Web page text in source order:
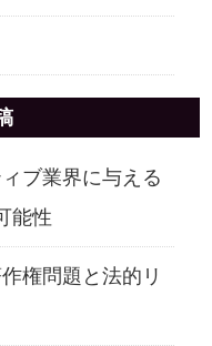
ブ業界に与える
能性
権問題と法的リ